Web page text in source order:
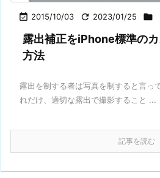
 2015/10/03  2023/01/25 
露出補正をiPhone標準の
方法
露出を制する者は写真を制すると言っ
れだけ、適切な露出で撮影すること ...
記事を読む